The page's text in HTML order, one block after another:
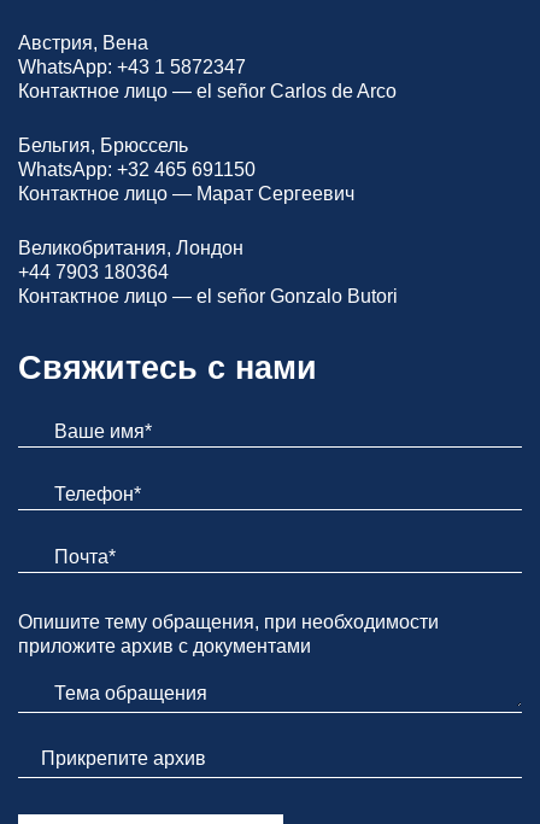
Свяжитесь с нами
Опишите тему обращения, при необходимости
приложите архив с документами
Прикрепите архив
Австрия, Вена
WhatsApp: +43 1 5872347
Контактное лицо — el señor Carlos de Arco
Бельгия, Брюссель
WhatsApp: +32 465 691150
Контактное лицо — Марат Сергеевич
Великобритания, Лондон
+44 7903 180364
Контактное лицо — el señor Gonzalo Butori